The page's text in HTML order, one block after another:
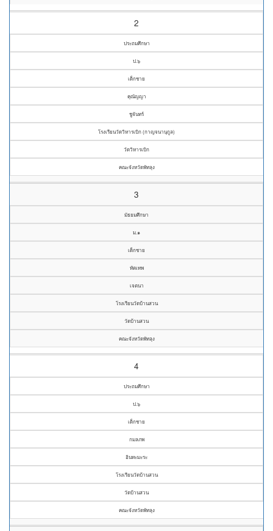
2
ประถมศึกษา
ป.๖
เด็กชาย
คุณัญญา
ชูจันทร์
โรงเรียนวัดวิหารเบิก (กาญจนานุกูล)
วัดวิหารเบิก
คณะจังหวัดพัทลุง
3
มัธยมศึกษา
ม.๑
เด็กชาย
ทัตเทพ
เจตนา
โรงเรียนวัดบ้านสวน
วัดบ้านสวน
คณะจังหวัดพัทลุง
4
ประถมศึกษา
ป.๖
เด็กชาย
กมลภพ
อินทะมะระ
โรงเรียนวัดบ้านสวน
วัดบ้านสวน
คณะจังหวัดพัทลุง